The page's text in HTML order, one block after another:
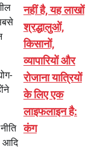
आदि
नहीं है, यह लाखों
श्रद्धालुओं,
किसानों,
व्यापारियों और
रोजाना यात्रियों
के लिए एक
लाइफलाइन है:
कंग